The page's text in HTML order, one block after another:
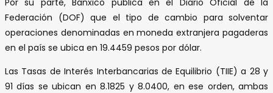
Federación (DOF) que el tipo de cambio para solventar
operaciones denominadas en moneda extranjera pagaderas
en el país se ubica en 19.4459 pesos por dólar.
Las Tasas de Interés Interbancarias de Equilibrio (TIIE) a 28 y
91 días se ubican en 8.1825 y 8.0400, en ese orden, ambas